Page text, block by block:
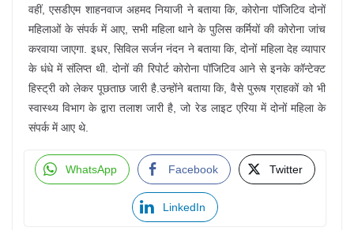
वहीं, एसडीएम शाहनवाज अहमद नियाजी ने बताया कि, कोरोना पॉजिटिव दोनों
महिलाओं के संपर्क में आए, सभी महिला थाने के पुलिस कर्मियों की कोरोना जांच
करवाया जाएगा. इधर, सिविल सर्जन नंदन ने बताया कि, दोनों महिला देह व्यापार
के धंधे में संलिप्त थी. दोनों की रिपोर्ट कोरोना पॉजिटिव आने से इनके कॉन्टेक्ट
हिस्ट्री को लेकर पूछताछ जारी है.उन्होंने बताया कि, वैसे पुरूष ग्राहकों को भी
स्वास्थ्य विभाग के द्वारा तलाश जारी है, जो रेड लाइट एरिया में दोनों महिला के
संपर्क में आए थे.
WhatsApp Facebook Twitter
LinkedIn